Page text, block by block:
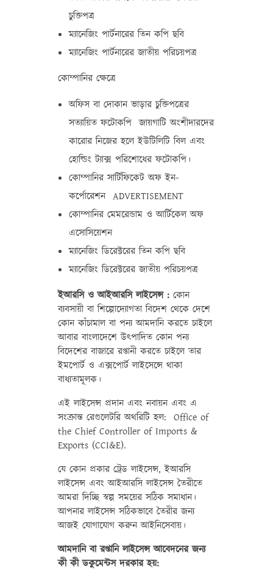
চুক্তিপত্র
ম্যানেজিং পার্টনারের তিন কপি ছবি
ম্যানেজিং পার্টনারের জাতীয় পরিচয়পত্র
কোম্পানির ক্ষেত্রে
অফিস বা দোকান ভাড়ার চুক্তিপত্রের
সত্যায়িত ফটোকপি জায়গাটি অংশীদারদের
কারোর নিজের হলে ইউটিলিটি বিল এবং
হোল্ডিং ট্যাক্স পরিশোধের ফটোকপি।
কোম্পানির সার্টিফিকেট অফ ইন-
কর্পোরেশন ADVERTISEMENT
কোম্পানির মেমরেন্ডাম ও আর্টিকেল অফ
এসোসিয়েশন
ম্যানেজিং ডিরেক্টরের তিন কপি ছবি
ম্যানেজিং ডিরেক্টরের জাতীয় পরিচয়পত্র
ইআরসি ও আইআরসি লাইসেন্স : কোন
ব্যবসায়ী বা শিল্পোদ্যোগতা বিদেশ থেকে দেশে
কোন কাঁচামাল বা পন্য আমদানি করতে চাইলে
আবার বাংলাদেশে উৎপাদিত কোন পন্য
বিদেশের বাজারে রপ্তানী করতে চাইলে তার
ইমপোর্ট ও এক্সপোর্ট লাইসেন্সে থাকা
বাধ্যতামূলক।
এই লাইসেন্স প্রদান এবং নবায়ন এবং এ
সংক্রান্ত রেগুলেটরি অথরিটি হল: Office of
the Chief Controller of Imports &
Exports (CCI&E).
যে কোন প্রকার ট্রেড লাইসেন্স, ইআরসি
লাইসেন্স এবং আইআরসি লাইসেন্স তৈরীতে
আমরা দিচ্ছি স্বল্প সময়ের সঠিক সমাধান।
আপনার লাইসেন্স সঠিকভাবে তৈরীর জন্য
আজই যোগাযোগ করুন আইনিসেবায়।
আমদানি বা রপ্তানি লাইসেন্স আবেদনের জন্য
কী কী ডকুমেন্টস দরকার হয়: